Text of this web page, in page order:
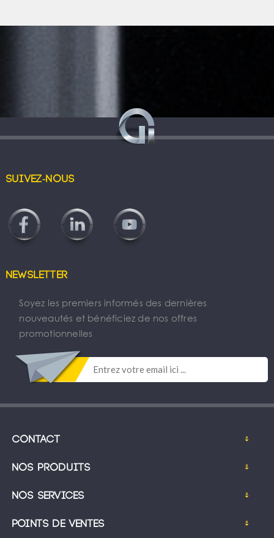
Suivez-nous
Newsletter
Soyez les premiers informés des dernières
nouveautés et bénéficiez de nos offres
promotionnelles
Contact
Nos produits
Nos services
Points de ventes